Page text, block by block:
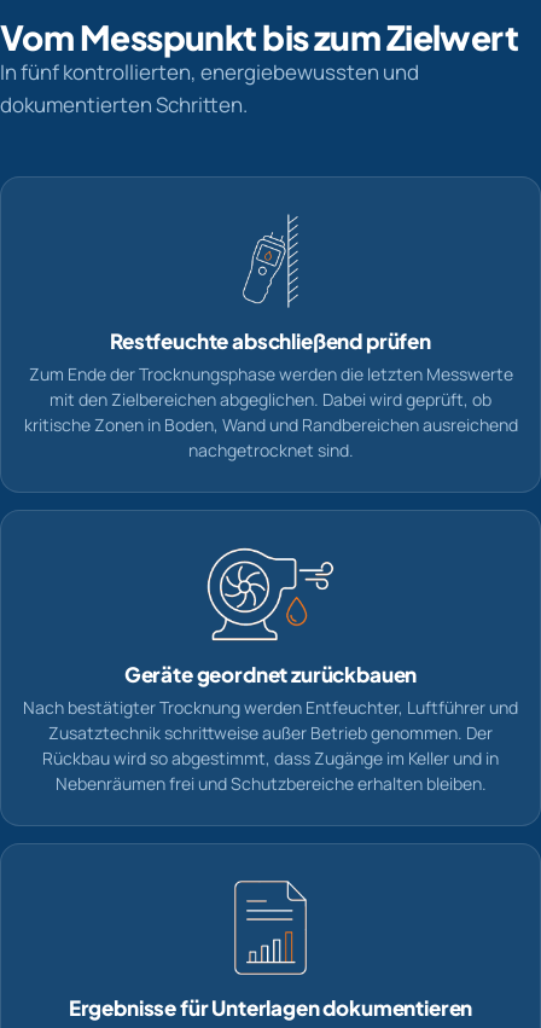
Vom Messpunkt bis zum Zielwert
In fünf kontrollierten, energiebewussten und
dokumentierten Schritten.
Restfeuchte abschließend prüfen
Zum Ende der Trocknungsphase werden die letzten Messwerte
mit den Zielbereichen abgeglichen. Dabei wird geprüft, ob
kritische Zonen in Boden, Wand und Randbereichen ausreichend
nachgetrocknet sind.
Geräte geordnet zurückbauen
Nach bestätigter Trocknung werden Entfeuchter, Luftführer und
Zusatztechnik schrittweise außer Betrieb genommen. Der
Rückbau wird so abgestimmt, dass Zugänge im Keller und in
Nebenräumen frei und Schutzbereiche erhalten bleiben.
Ergebnisse für Unterlagen dokumentieren